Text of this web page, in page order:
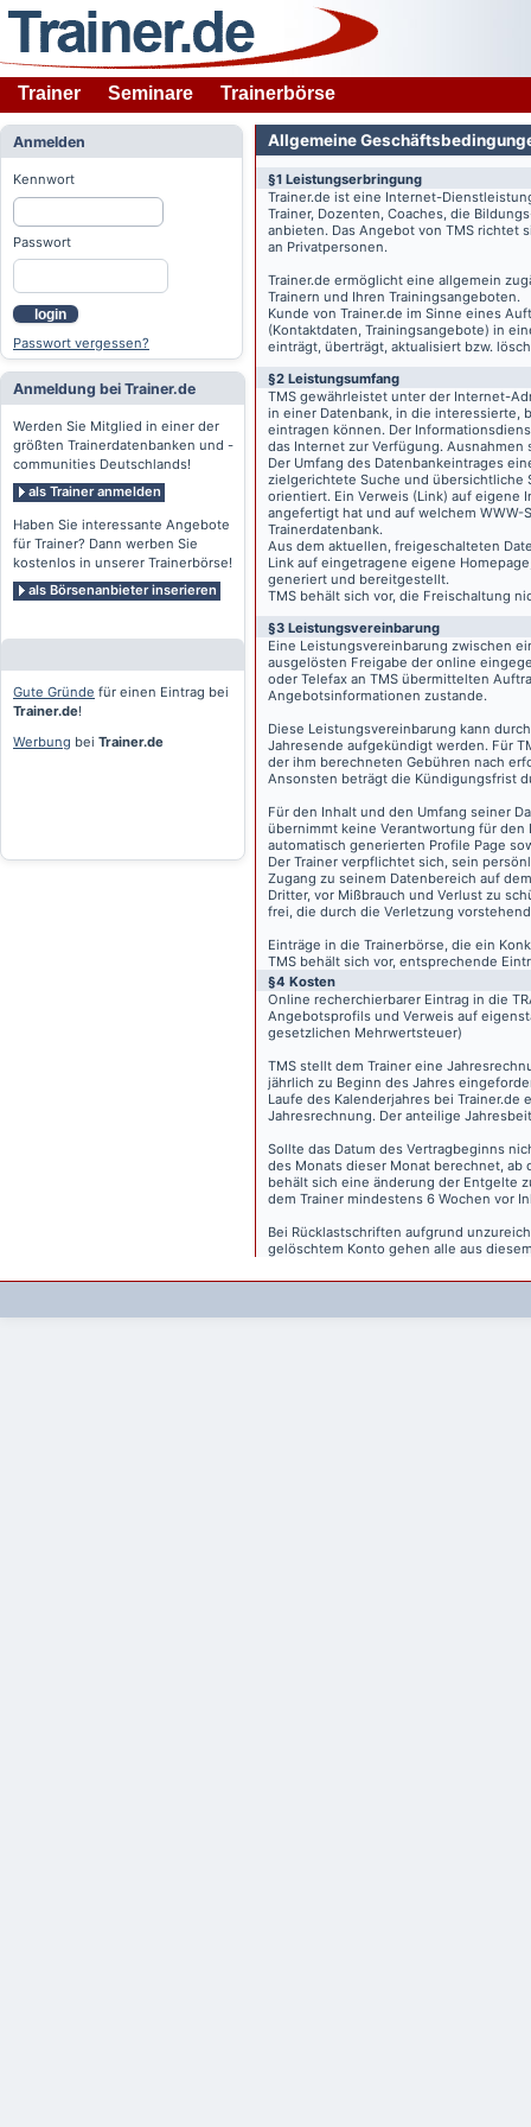
Trainer Seminare Trainerbörse
Anmelden
Kennwort
Passwort
login
Passwort vergessen?
Anmeldung bei Trainer.de
Werden Sie Mitglied in einer der
größten Trainerdatenbanken und -
communities Deutschlands!
als Trainer anmelden
Haben Sie interessante Angebote
für Trainer? Dann werben Sie
kostenlos in unserer Trainerbörse!
als Börsenanbieter inserieren
Gute Gründe für einen Eintrag bei
Trainer.de!
Werbung bei Trainer.de
Allgemeine
§1 Leistungserbringung
Trainer.de ist eine Internet-
Trainer, Dozenten, Coaches, die
anbieten. Das Angebot von TMS richtet
an Privatpersonen.
Trainer.de ermöglicht eine allgemein
Trainern und Ihren Trainingsangeboten.
Kunde von Trainer.de im Sinne eines
(Kontaktdaten, Trainingsangebote) in
einträgt, überträgt, aktualisiert bzw.
§2 Leistungsumfang
TMS gewährleistet unter der Internet-
in einer Datenbank, in die interessierte,
eintragen können. Der
das Internet zur Verfügung.
Der Umfang des Datenbankeintrages
zielgerichtete Suche und übersichtliche
orientiert. Ein Verweis (Link) auf eigene
angefertigt hat und auf welchem
Trainerdatenbank.
Aus dem aktuellen, freigeschalteten
Link auf eingetragene eigene
generiert und bereitgestellt.
TMS behält sich vor, die Freischaltung
§3 Leistungsvereinbarung
Eine Leistungsvereinbarung zwischen
ausgelösten Freigabe der online
oder Telefax an TMS übermittelten
Angebotsinformationen zustande.
Diese Leistungsvereinbarung kann
Jahresende aufgekündigt werden. Für
der ihm berechneten Gebühren nach
Ansonsten beträgt die Kündigungsfrist
Für den Inhalt und den Umfang seiner
übernimmt keine Verantwortung für den
automatisch generierten Profile Page
Der Trainer verpflichtet sich, sein
Zugang zu seinem Datenbereich auf
Dritter, vor Mißbrauch und Verlust zu
frei, die durch die Verletzung
Einträge in die Trainerbörse, die ein
TMS behält sich vor, entsprechende
§4 Kosten
Online recherchierbarer Eintrag in die
Angebotsprofils und Verweis auf
gesetzlichen Mehrwertsteuer)
TMS stellt dem Trainer eine
jährlich zu Beginn des Jahres
Laufe des Kalenderjahres bei
Jahresrechnung. Der anteilige
Sollte das Datum des Vertragbeginns
des Monats dieser Monat berechnet, ab
behält sich eine änderung der Entgelte
dem Trainer mindestens 6 Wochen vor
Bei Rücklastschriften aufgrund
gelöschtem Konto gehen alle aus